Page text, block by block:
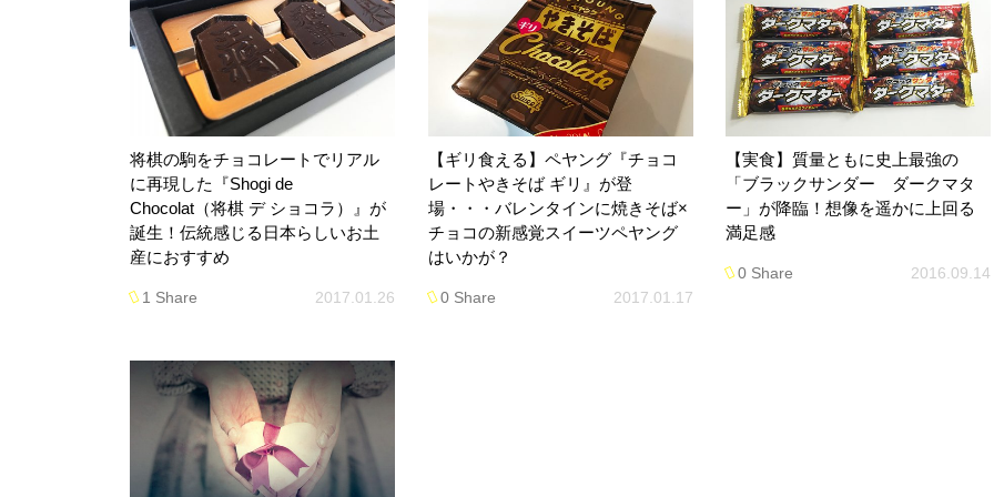
将棋の駒をチョコレートでリアル
に再現した『Shogi de
Chocolat（将棋 デ ショコラ）』が
誕生！伝統感じる日本らしいお土
産におすすめ
1 Share 2017.01.26
【ギリ食える】ペヤング『チョコ
レートやきそば ギリ』が登
場・・・バレンタインに焼きそば×
チョコの新感覚スイーツペヤング
はいかが？
0 Share 2017.01.17
【実食】質量ともに史上最強の
「ブラックサンダー ダークマタ
ー」が降臨！想像を遥かに上回る
満足感
0 Share 2016.09.14